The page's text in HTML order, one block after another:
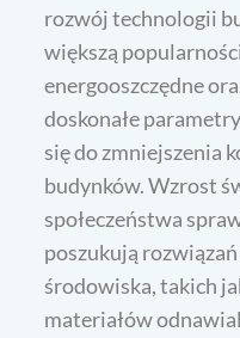
rozwój technologii
większą
energooszczędne
doskonałe
się do zmniejszenia
budynków. Wzrost
społeczeństwa
poszukują
środowiska, takich
materiałów